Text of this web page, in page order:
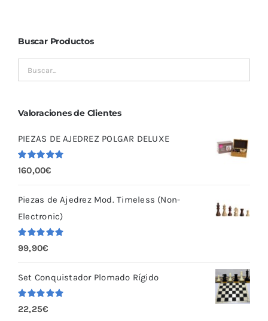
Buscar Productos
Valoraciones de Clientes
PIEZAS DE AJEDREZ POLGAR DELUXE
Valorado
5.00
160,00€
Piezas de Ajedrez Mod. Timeless (Non-
Electronic)
Valorado
con
99,90€
Set Conquistador Plomado Rígido
Valorado
con
22,25€